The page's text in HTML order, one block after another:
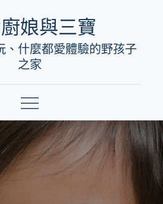
娘與三寶
、什麼都愛體驗的野孩子
之家